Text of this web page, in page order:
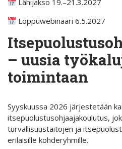
Lähijakso 19.–21.3.2027
Loppuwebinaari 6.5.2027
– uusia
toimintaan
Syyskuussa 2026 järjestetään
itsepuolustusohjaajakoulutus,
turvallisuustaitojen ja
erilaisille kohderyhmille.